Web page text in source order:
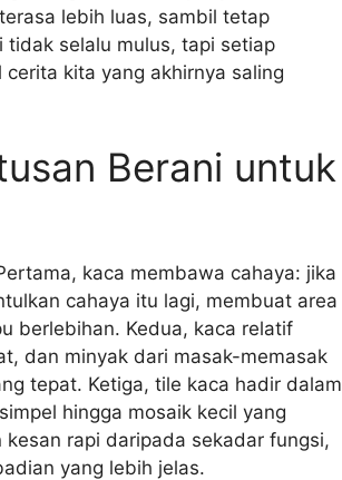
lebih luas, sambil tetap
tidak selalu mulus, tapi setiap
kita yang akhirnya saling
Berani untuk
kaca membawa cahaya: jika
cahaya itu lagi, membuat area
berlebihan. Kedua, kaca relatif
dan minyak dari masak-memasak
tepat. Ketiga, tile kaca hadir dalam
hingga mosaik kecil yang
rapi daripada sekadar fungsi,
yang lebih jelas.